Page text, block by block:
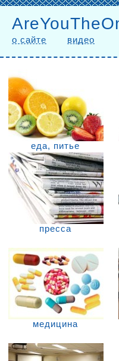
о сайте видео
еда, питье
пресса
медицина